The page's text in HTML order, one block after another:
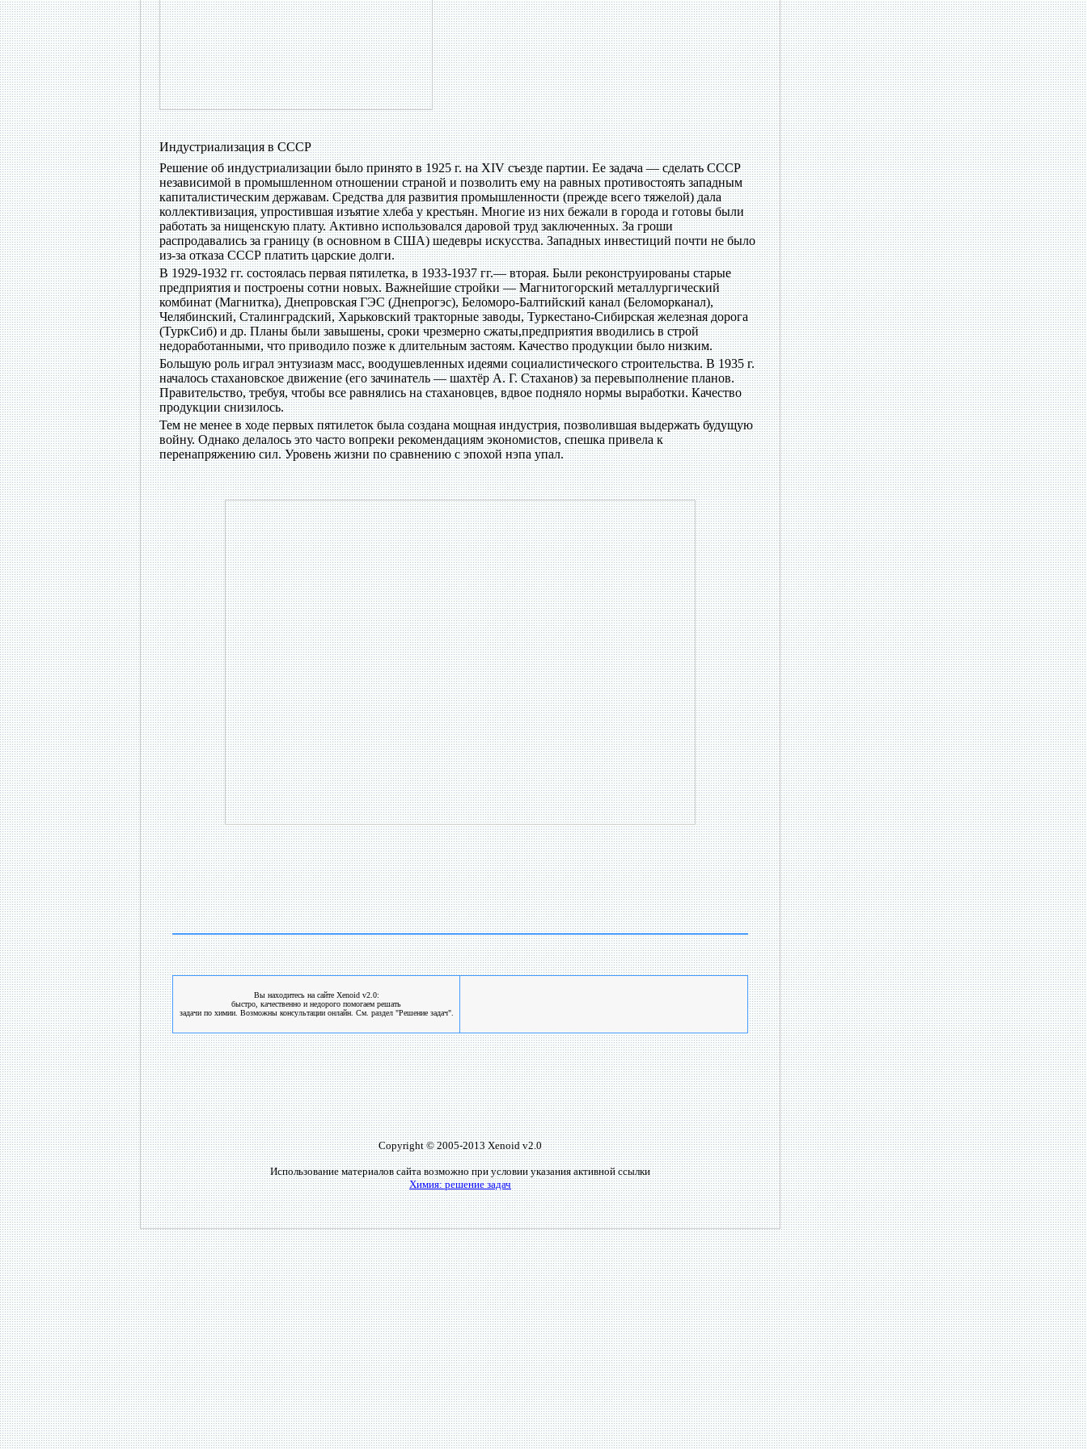
Индустриализация в СССР
Решение об индустриализации было принято в 1925 г. на XIV съезде партии. Ее задача — сделать СССР
независимой в промышленном отношении страной и позволить ему на равных противостоять западным
капиталистическим державам. Средства для развития промышленности (прежде всего тяжелой) дала
коллективизация, упростившая изъятие хлеба у крестьян. Многие из них бежали в города и готовы были
работать за нищенскую плату. Активно использовался даровой труд заключенных. За гроши
распродавались за границу (в основном в США) шедевры искусства. Западных инвестиций почти не было
из-за отказа СССР платить царские долги.
В 1929-1932 гг. состоялась первая пятилетка, в 1933-1937 гг.— вторая. Были реконструированы старые
предприятия и построены сотни новых. Важнейшие стройки — Магнитогорский металлургический
комбинат (Магнитка), Днепровская ГЭС (Днепрогэс), Беломоро-Балтийский канал (Беломорканал),
Челябинский, Сталинградский, Харьковский тракторные заводы, Туркестано-Сибирская железная дорога
(ТуркСиб) и др. Планы были завышены, сроки чрезмерно сжаты,предприятия вводились в строй
недоработанными, что приводило позже к длительным застоям. Качество продукции было низким.
Большую роль играл энтузиазм масс, воодушевленных идеями социалистического строительства. В 1935 г.
началось стахановское движение (его зачинатель — шахтёр А. Г. Стаханов) за перевыполнение планов.
Правительство, требуя, чтобы все равнялись на стахановцев, вдвое подняло нормы выработки. Качество
продукции снизилось.
Тем не менее в ходе первых пятилеток была создана мощная индустрия, позволившая выдержать будущую
войну. Однако делалось это часто вопреки рекомендациям экономистов, спешка привела к
перенапряжению сил. Уровень жизни по сравнению с эпохой нэпа упал.
Вы находитесь на сайте Xenoid v2.0:
быстро, качественно и недорого помогаем решать
задачи по химии. Возможны консультации онлайн. См. раздел "Решение задач".
Copyright © 2005-2013 Xenoid v2.0
Использование материалов сайта возможно при условии указания активной ссылки
Химия: решение задач